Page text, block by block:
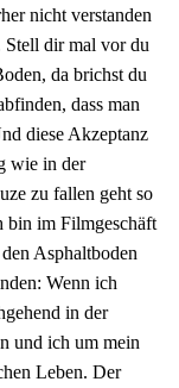
nicht verstanden
Stell dir mal vor du
da brichst du
dass man
diese Akzeptanz
wie in der
zu fallen geht so
bin im Filmgeschäft
Asphaltboden
Wenn ich
in der
und ich um mein
Leben. Der